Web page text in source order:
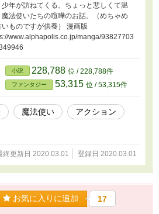
少年が訪ねてくる。ちょっと悲しくて温
魔法使いたちの喧嘩のお話。（めちゃめ
いものですが供養） 漫画版
www.alphapolis.co.jp/manga/93827703
小説 228,788 位 / 228,788件
ファンタジー 53,315 位 / 53,315件
魔法使い
アクション
終更新日 2020.03.01 登録日 2020.03.01
お気に入りに追加 17